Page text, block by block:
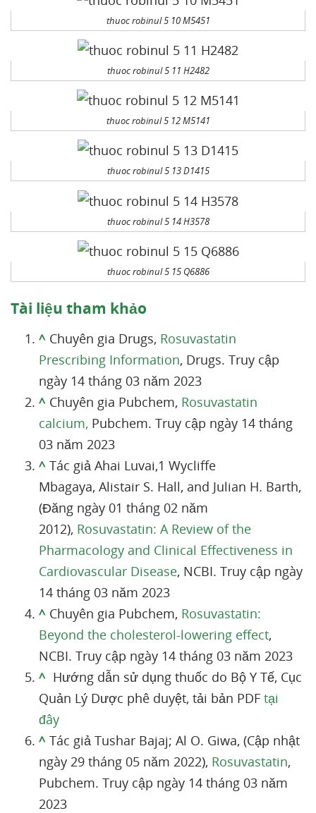
thuoc robinul 5 10 M5451
thuoc robinul 5 11 H2482
thuoc robinul 5 12 M5141
thuoc robinul 5 13 D1415
thuoc robinul 5 14 H3578
thuoc robinul 5 15 Q6886
Tài liệu tham khảo
^ Chuyên gia Drugs, Rosuvastatin
Prescribing Information, Drugs. Truy cập
ngày 14 tháng 03 năm 2023
^ Chuyên gia Pubchem, Rosuvastatin
calcium, Pubchem. Truy cập ngày 14 tháng
03 năm 2023
^ Tác giả Ahai Luvai,1 Wycliffe
Mbagaya, Alistair S. Hall, and Julian H. Barth,
(Đăng ngày 01 tháng 02 năm
2012), Rosuvastatin: A Review of the
Pharmacology and Clinical Effectiveness in
Cardiovascular Disease, NCBI. Truy cập ngày
14 tháng 03 năm 2023
^ Chuyên gia Pubchem, Rosuvastatin:
Beyond the cholesterol-lowering effect,
NCBI. Truy cập ngày 14 tháng 03 năm 2023
^ Hướng dẫn sử dụng thuốc do Bộ Y Tế, Cục
Quản Lý Dược phê duyệt, tải bản PDF tại
đây
^ Tác giả Tushar Bajaj; Al O. Giwa, (Cập nhật
ngày 29 tháng 05 năm 2022), Rosuvastatin,
Pubchem. Truy cập ngày 14 tháng 03 năm
2023